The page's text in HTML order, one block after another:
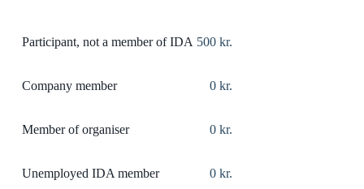
Participant, not a member of IDA 500 kr.
Company member 0 kr.
Member of organiser 0 kr.
Unemployed IDA member 0 kr.